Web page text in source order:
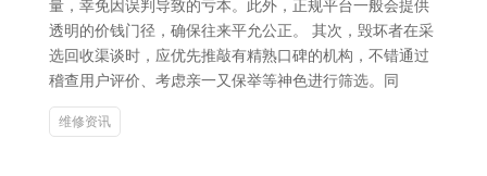
量，幸免因误判导致的亏本。此外，正规平台一般会提供
透明的价钱门径，确保往来平允公正。 其次，毁坏者在采
选回收渠谈时，应优先推敲有精熟口碑的机构，不错通过
稽查用户评价、考虑亲一又保举等神色进行筛选。同
维修资讯